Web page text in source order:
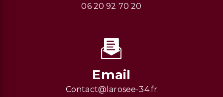
06 20 92 70 20
Email
contact@larosee-34.fr